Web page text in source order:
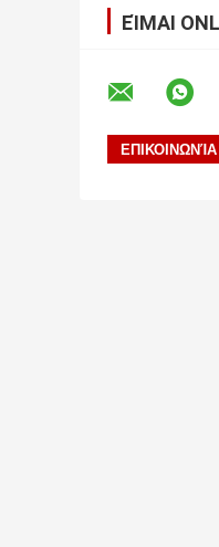
ΕΊΜΑΙ